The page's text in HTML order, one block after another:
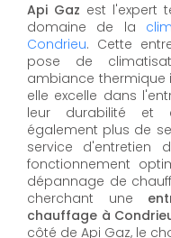
Api Gaz est l'expert
domaine de la
Condrieu. Cette
pose de
ambiance thermique
elle excelle dans
leur durabilité et
également plus de
service d'entretien
fonctionnement
dépannage de
cherchant une
chauffage à
côté de Api Gaz, le